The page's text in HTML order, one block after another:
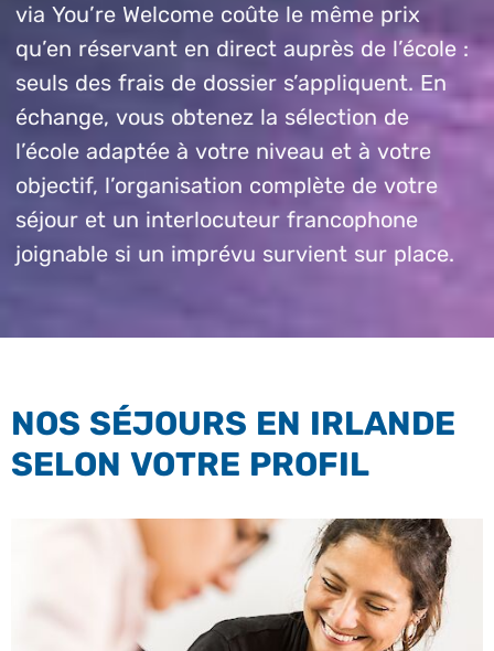
via You’re Welcome coûte le même prix
qu’en réservant en direct auprès de l’école :
seuls des frais de dossier s’appliquent. En
échange, vous obtenez la sélection de
l’école adaptée à votre niveau et à votre
objectif, l’organisation complète de votre
séjour et un interlocuteur francophone
joignable si un imprévu survient sur place.
NOS SÉJOURS EN IRLANDE
SELON VOTRE PROFIL